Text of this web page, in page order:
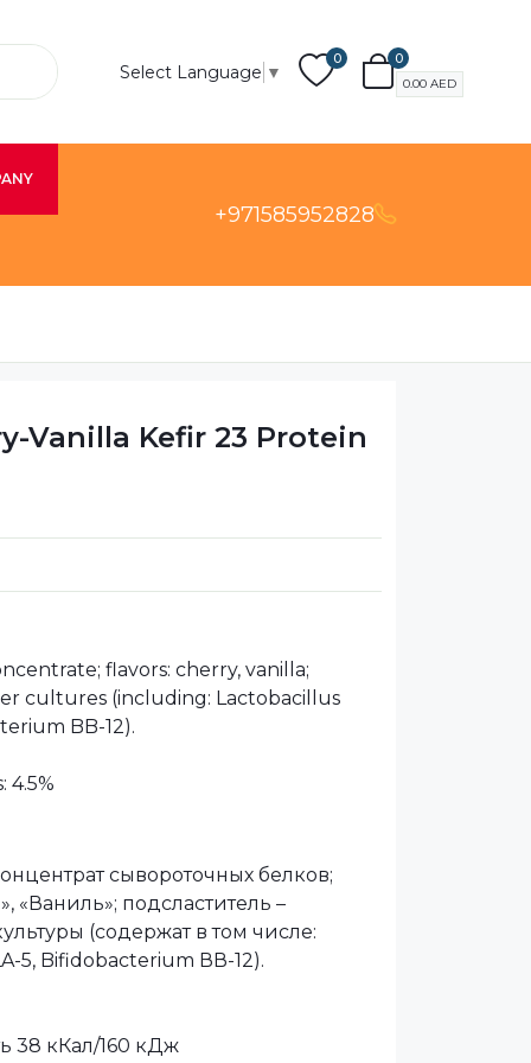
Select Language ▼
0 0
0.00 AED
+971585952828
Vanilla Kefir 23 Protein
flavors: cherry, vanilla;
cultures (including: Lactobacillus
BB-12).
4.5%
сывороточных белков;
«Ваниль»; подсластитель –
(содержат в том числе:
5, Bifidobacterium ВВ-12).
38 кКал/160 кДж